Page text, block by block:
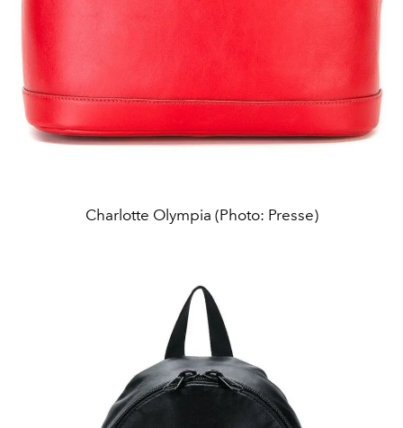
Charlotte Olympia (Photo: Presse)